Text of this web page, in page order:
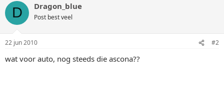
D Dragon_blue
Post best veel
22 jun 2010 #2
wat voor auto, nog steeds die ascona??